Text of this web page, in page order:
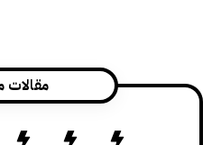
مقالات مميزة